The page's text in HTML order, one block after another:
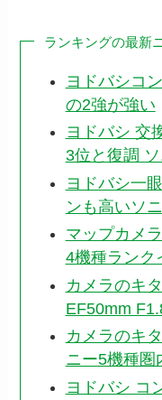
ランキングの最新
ヨドバシコ
の2強が強い
ヨドバシ 交
3位と復調
ヨドバシ一
ンも高いソ
マップカメ
4機種ランク
カメラのキ
EF50mm
カメラのキ
ニー5機種圏
ヨドバシ コ